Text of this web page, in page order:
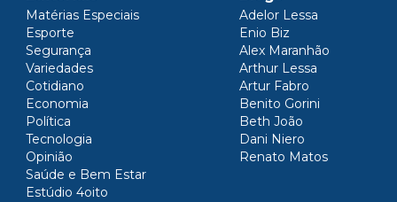
Matérias Especiais
Esporte
Segurança
Variedades
Cotidiano
Economia
Política
Tecnologia
Opinião
Saúde e Bem Estar
Estúdio 4oito
Adelor Lessa
Enio Biz
Alex Maranhão
Arthur Lessa
Artur Fabro
Benito Gorini
Beth João
Dani Niero
Renato Matos